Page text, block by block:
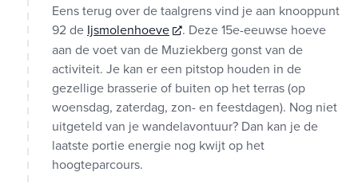
Eens terug over de taalgrens vind je aan knooppunt
92 de Ijsmolenhoeve
. Deze 15e-eeuwse hoeve
aan de voet van de Muziekberg gonst van de
activiteit. Je kan er een pitstop houden in de
gezellige brasserie of buiten op het terras (op
woensdag, zaterdag, zon- en feestdagen). Nog niet
uitgeteld van je wandelavontuur? Dan kan je de
laatste portie energie nog kwijt op het
hoogteparcours.